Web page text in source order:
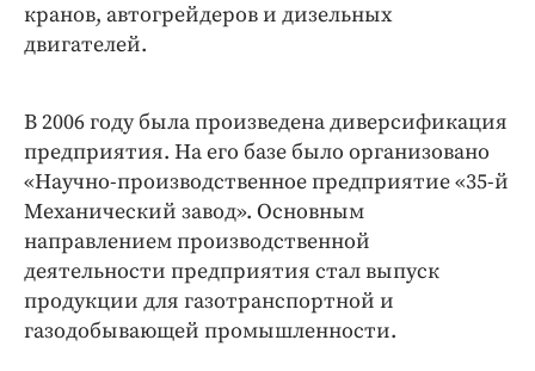
кранов, автогрейдеров и дизельных
двигателей.
В 2006 году была произведена диверсификация
предприятия. На его базе было организовано
«Научно-­производственное предприятие «35-й
Механический завод». Основным
направлением производственной
деятельности предприятия стал выпуск
продукции для газотранспортной и
газодобывающей промышленности.